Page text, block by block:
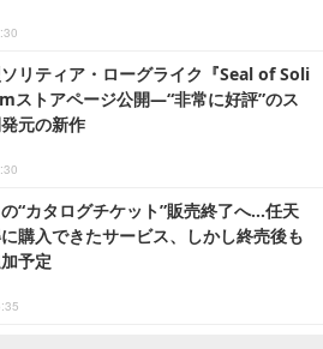
リティア・ローグライク『Seal of Soli
ストアページ公開―“非常に好評”のス
元の新作
の“カタログチケット”販売終了へ…任天
購入できたサービス、しかし終売後も
予定